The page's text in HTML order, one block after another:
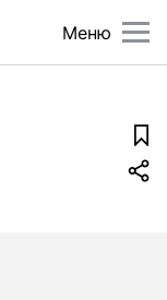
Меню